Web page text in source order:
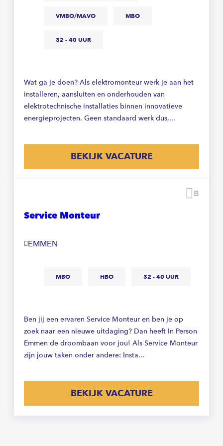
VMBO/MAVO MBO
32 - 40 UUR
Wat ga je doen? Als elektromonteur werk je aan het
installeren, aansluiten en onderhouden van
elektrotechnische installaties binnen innovatieve
energieprojecten. Geen standaard werk dus,...
BEKIJK VACATURE
Service Monteur
EMMEN
MBO HBO 32 - 40 UUR
Ben jij een ervaren Service Monteur en ben je op
zoek naar een nieuwe uitdaging? Dan heeft In Person
Emmen de droombaan voor jou! Als Service Monteur
zijn jouw taken onder andere: Insta...
BEKIJK VACATURE